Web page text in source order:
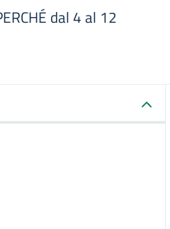
dal 4 al 12